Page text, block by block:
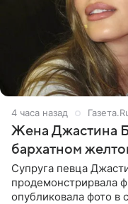
4 часа назад
Жена Джастина
бархатном
Супруга певца
продемонстрирвала
опубликовала фото в